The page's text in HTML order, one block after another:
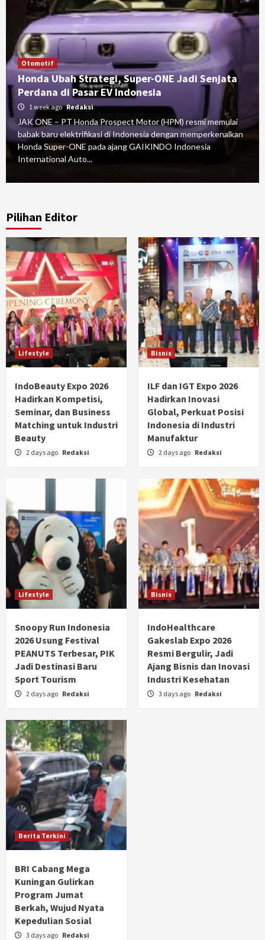
Otomotif
Honda Ubah Strategi, Super-ONE Jadi Senjata
Perdana di Pasar EV Indonesia
1 week ago Redaksi
JAK ONE – PT Honda Prospect Motor (HPM) resmi memulai
babak baru elektrifikasi di Indonesia dengan memperkenalkan
Honda Super-ONE pada ajang GAIKINDO Indonesia
International Auto...
Pilihan Editor
Lifestyle
IndoBeauty Expo 2026
Hadirkan Kompetisi,
Seminar, dan Business
Matching untuk Industri
Beauty
2 days ago Redaksi
Bisnis
ILF dan IGT Expo 2026
Hadirkan Inovasi
Global, Perkuat Posisi
Indonesia di Industri
Manufaktur
2 days ago Redaksi
Lifestyle
Snoopy Run Indonesia
2026 Usung Festival
PEANUTS Terbesar, PIK
Jadi Destinasi Baru
Sport Tourism
2 days ago Redaksi
Bisnis
IndoHealthcare
Gakeslab Expo 2026
Resmi Bergulir, Jadi
Ajang Bisnis dan Inovasi
Industri Kesehatan
3 days ago Redaksi
Berita Terkini
BRI Cabang Mega
Kuningan Gulirkan
Program Jumat
Berkah, Wujud Nyata
Kepedulian Sosial
3 days ago Redaksi